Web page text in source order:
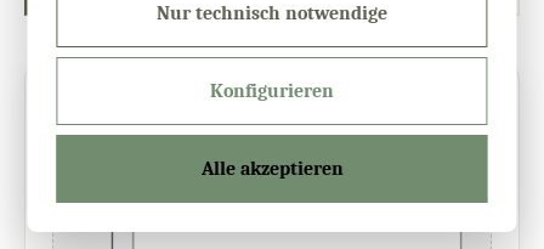
Nur technisch notwendige
Konfigurieren
Alle akzeptieren